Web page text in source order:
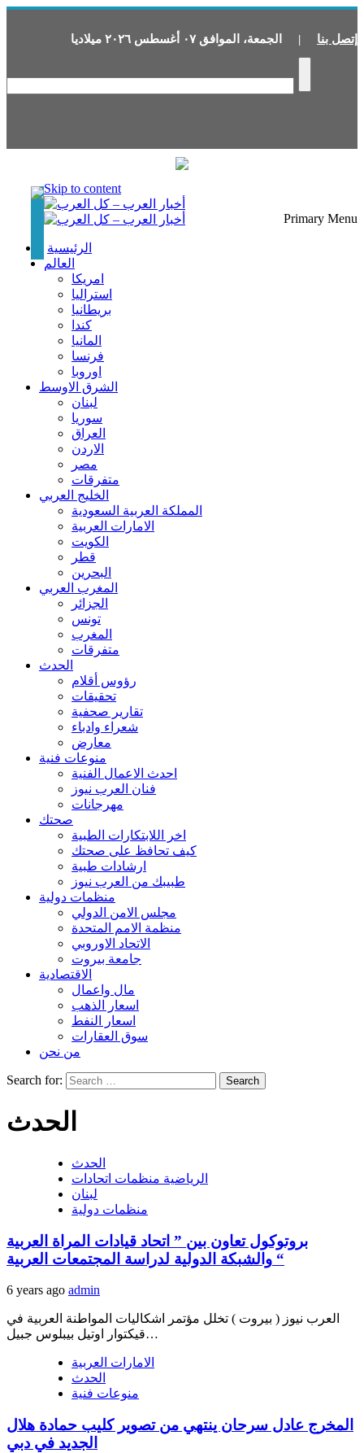
إتصل بنا | الجمعة، الموافق ٠٧ أغسطس ٢٠٢٦ ميلاديا
Skip to content
Primary Menu
الرئيسية
العالم
امريكا
استراليا
بريطانيا
كندا
المانيا
فرنسا
اوروبا
الشرق الاوسط
لبنان
سوريا
العراق
الاردن
مصر
متفرقات
الخليج العربي
المملكة العربية السعودية
الامارات العربية
الكويت
قطر
البحرين
المغرب العربي
الجزائر
تونس
المغرب
متفرقات
الحدث
رؤوس أقلام
تحقيقات
تقارير صحفية
شعراء وادباء
معارض
منوعات فنية
احدث الاعمال الفنية
فنان العرب نيوز
مهرجانات
صحتك
اخر اللابتكارات الطبية
كيف تحافظ على صحتك
ارشادات طبية
طبيبك من العرب نيوز
منظمات دولية
مجلس الامن الدولي
منظمة الامم المتحدة
الاتحاد الاوروبي
جامعة بيروت
الاقتصادية
مال واعمال
اسعار الذهب
اسعار النفط
سوق العقارات
من نحن
Search for:
الحدث
الحدث
الرياضية منظمات اتحادات
لبنان
منظمات دولية
بروتوكول تعاون بين ” اتحاد قيادات المراة العربية
والشبكة الدولية لدراسة المجتمعات العربية “
6 years ago admin
العرب نيوز ( بيروت ) تخلل مؤتمر اشكاليات المواطنة العربية في
قيكتوار اوتيل بيبلوس جبيل…
الامارات العربية
الحدث
منوعات فنية
المخرج عادل سرحان ينتهي من تصوير كليب حمادة هلال
الجديد في دبي